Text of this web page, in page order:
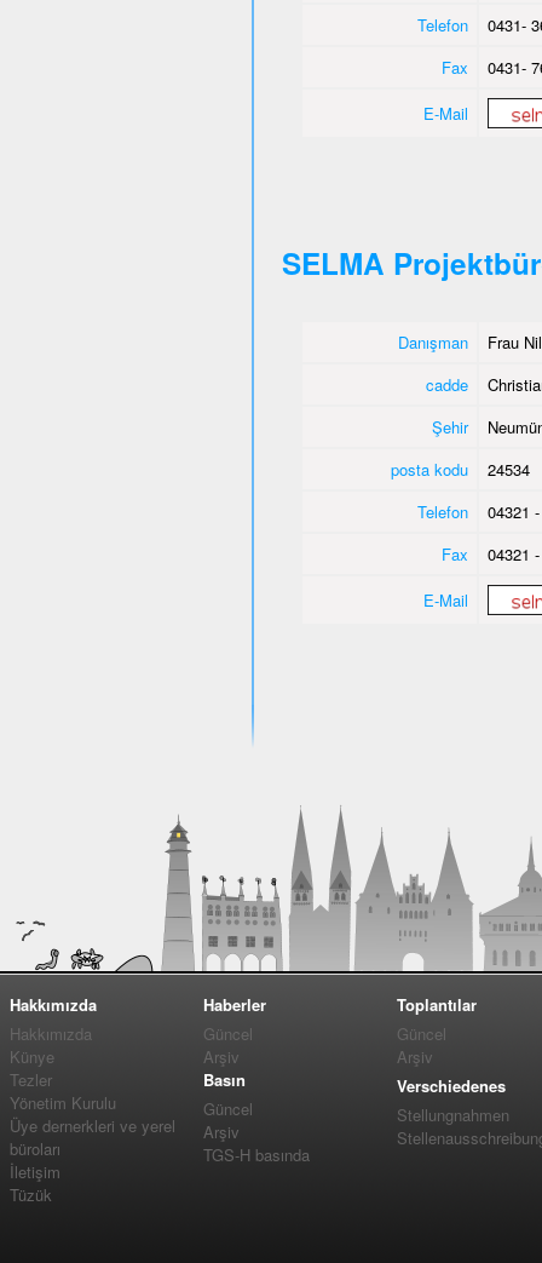
Telefon
0431-
Fax
0431-
E-Mail
SELMA
Danışman
Frau
cadde
Şehir
posta kodu
24534
Telefon
04321
Fax
04321
E-Mail
Hakkımızda
Hakkımızda
Künye
Tezler
Yönetim Kurulu
Üye dernerkleri ve yerel
büroları
İletişim
Tüzük
Haberler
Güncel
Arşiv
Basın
Güncel
Arşiv
TGS-H basında
Toplantılar
Güncel
Arşiv
Verschiedenes
Stellungnahmen